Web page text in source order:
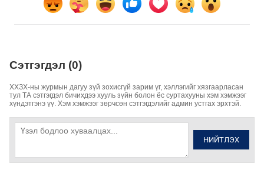
Сэтгэгдэл (0)
ХХЗХ-ны журмын дагуу зүй зохисгүй зарим үг, хэллэгийг хязгаарласан
тул ТА сэтгэгдэл бичихдээ хууль зүйн болон ёс суртахууны хэм хэмжээг
хүндэтгэнэ үү. Хэм хэмжээг зөрчсөн сэтгэгдэлийг админ устгах эрхтэй.
НИЙТЛЭХ